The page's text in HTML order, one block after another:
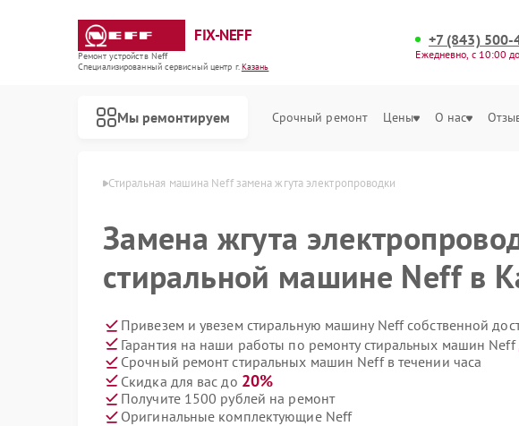
FIX-NEFF
Ремонт устройств Neff
Специализированный cервисный центр г.Казань
+7 (843) 500-
Ежедневно, с 10:00
Мы ремонтируем Срочный ремонт Цены О нас
Neff в Казани Стиральная машина Neff замена жгута электропроводки
Замена жгута
стиральной машине Neff в
Привезем и увезем стиральную машину Neff собственной
Гарантия на наши работы по ремонту стиральных машин Neff
Срочный ремонт стиральных машин Neff в течении часа
Скидка для вас до 20%
Получите 1500 рублей на ремонт
Оригинальные комплектующие Neff